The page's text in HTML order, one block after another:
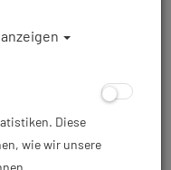
Diese
wie wir unsere